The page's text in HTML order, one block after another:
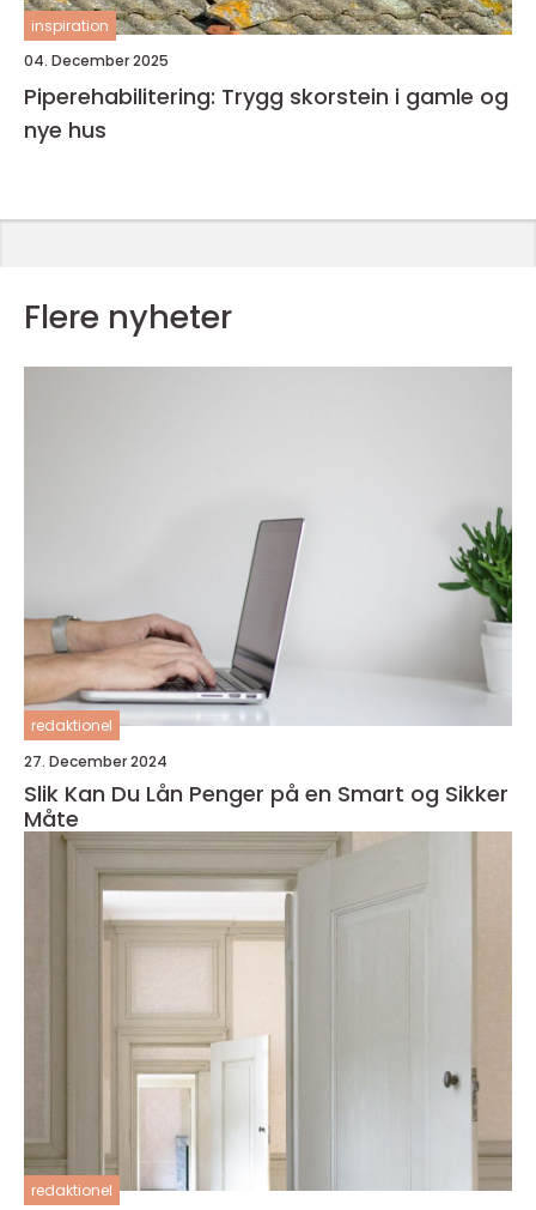
inspiration
04. December 2025
Piperehabilitering: Trygg skorstein i gamle og
nye hus
Flere nyheter
redaktionel
27. December 2024
Slik Kan Du Lån Penger på en Smart og Sikker
Måte
redaktionel